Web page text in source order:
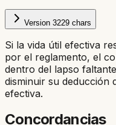
Version 3229 chars
Si la vida útil efectiva
por el reglamento, el
dentro del lapso
disminuir su deducción
efectiva.
Concordancias